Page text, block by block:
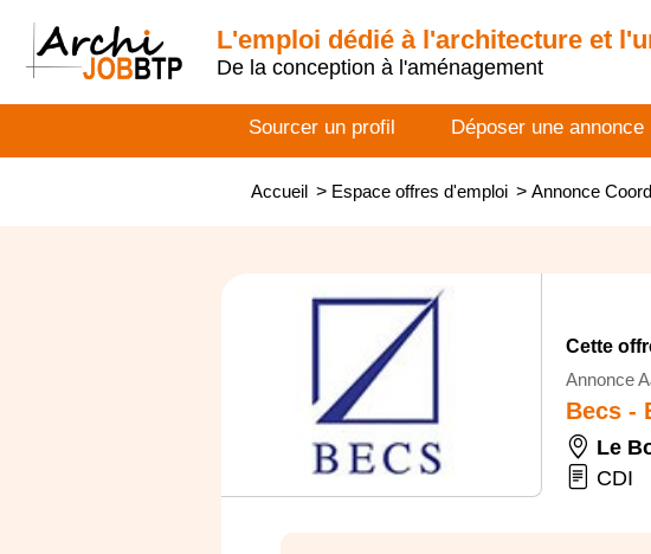
L'emploi dédié à l'architecture et
De la conception à l'aménagement
Sourcer un profil Déposer une annonce
Accueil > Espace offres d'emploi > Annonce
Cette
Annonce
Becs -
Le
CDI